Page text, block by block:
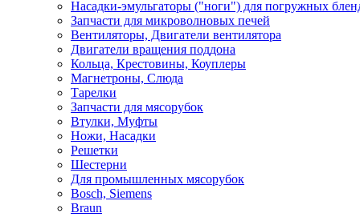
Насадки-эмульгаторы ("ноги") для погружных
Запчасти для микроволновых печей
Вентиляторы, Двигатели вентилятора
Двигатели вращения поддона
Кольца, Крестовины, Коуплеры
Магнетроны, Слюда
Тарелки
Запчасти для мясорубок
Втулки, Муфты
Ножи, Насадки
Решетки
Шестерни
Для промышленных мясорубок
Bosch, Siemens
Braun